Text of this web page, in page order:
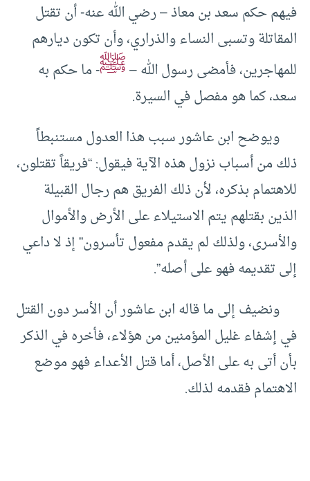
فيهم حكم سعد بن معاذ – رضي الله عنه- أن تقتل
المقاتلة وتسبى النساء والذراري، وأن تكون ديارهم
للمهاجرين، فأمضى رسول الله –ﷺ- ما حكم به
سعد، كما هو مفصل في السيرة.
ويوضح ابن عاشور سبب هذا العدول مستنبطاً
ذلك من أسباب نزول هذه الآية فيقول: “فريقاً تقتلون،
للاهتمام بذكره، لأن ذلك الفريق هم رجال القبيلة
الذين بقتلهم يتم الاستيلاء على الأرض والأموال
والأسرى، ولذلك لم يقدم مفعول تأسرون” إذ لا داعي
إلى تقديمه فهو على أصله”.
ونضيف إلى ما قاله ابن عاشور أن الأسر دون القتل
في إشفاء غليل المؤمنين من هؤلاء، فأخره في الذكر
بأن أتى به على الأصل، أما قتل الأعداء فهو موضع
الاهتمام فقدمه لذلك.